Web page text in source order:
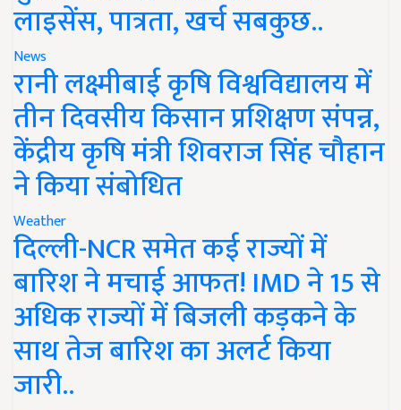
लाइसेंस, पात्रता, खर्च सबकुछ..
News
रानी लक्ष्मीबाई कृषि विश्वविद्यालय में
तीन दिवसीय किसान प्रशिक्षण संपन्न,
केंद्रीय कृषि मंत्री शिवराज सिंह चौहान
ने किया संबोधित
Weather
दिल्ली-NCR समेत कई राज्यों में
बारिश ने मचाई आफत! IMD ने 15 से
अधिक राज्यों में बिजली कड़कने के
साथ तेज बारिश का अलर्ट किया
जारी..